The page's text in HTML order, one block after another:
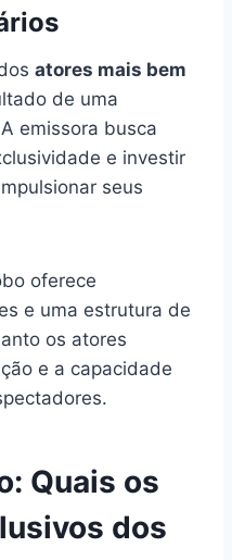
atores mais bem
de uma
emissora busca
e investir
seus
oferece
e uma estrutura de
os atores
e a capacidade
Quais os
dos